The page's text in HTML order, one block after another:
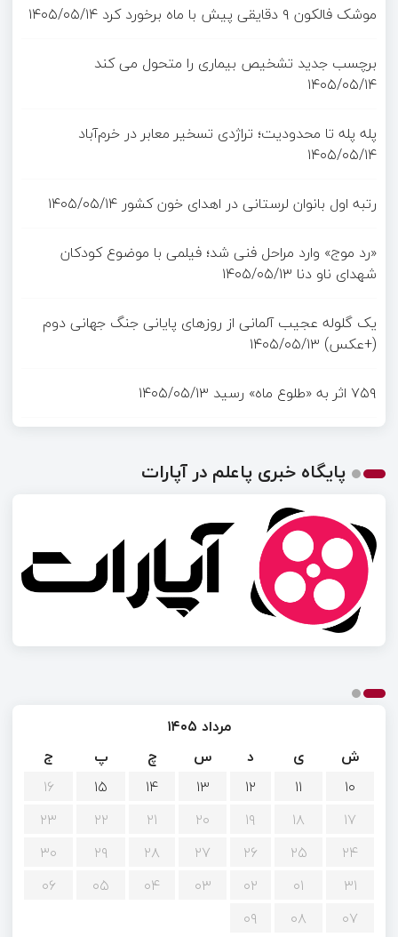
موشک فالکون ۹ دقایقی پیش با ماه برخورد کرد
۱۴۰۵/۰۵/۱۴
برچسب جدید تشخیص بیماری را متحول می کند
۱۴۰۵/۰۵/۱۴
پله پله تا محدودیت؛ تراژدی تسخیر معابر در خرم‌آباد
۱۴۰۵/۰۵/۱۴
رتبه اول بانوان لرستانی در اهدای خون کشور ۱۴۰۵/۰۵/۱۴
«رد موج» وارد مراحل فنی شد؛ فیلمی با موضوع کودکان
شهدای ناو دنا ۱۴۰۵/۰۵/۱۳
یک گلوله عجیب آلمانی از روزهای پایانی جنگ جهانی دوم
(+عکس) ۱۴۰۵/۰۵/۱۳
۷۵۹ اثر به «طلوع ماه» رسید
۱۴۰۵/۰۵/۱۳
پایگاه خبری پاعلم در آپارات
مرداد ۱۴۰۵
ش
ی د س چ پ
ج
۱۰
۱۱ ۱۲ ۱۳ ۱۴ ۱۵
۱۶
۱۷
۱۸ ۱۹ ۲۰ ۲۱ ۲۲
۲۳
۲۴
۲۵ ۲۶ ۲۷ ۲۸ ۲۹
۳۰
۳۱
۰۱ ۰۲ ۰۳ ۰۴ ۰۵
۰۶
۰۷
۰۸
۰۹